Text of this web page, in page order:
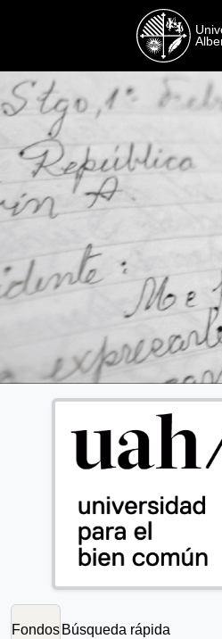
Fondos Búsqueda rápida